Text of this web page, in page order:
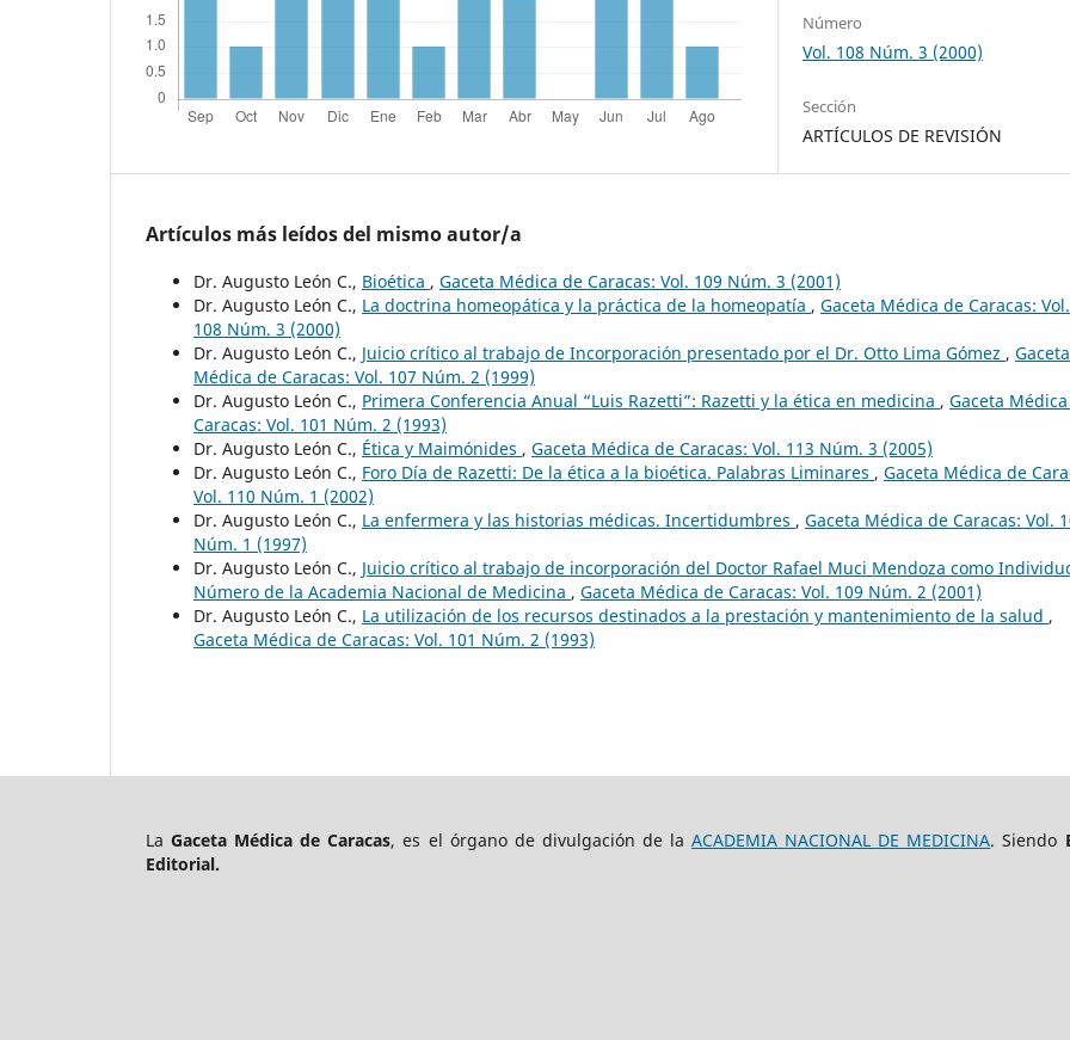
Número
Vol. 108 Núm. 3 (2000)
Sección
ARTÍCULOS DE REVISIÓN
Artículos más leídos del mismo autor/a
Dr. Augusto León C., Bioética , Gaceta Médica de Caracas: Vol. 109 Núm. 3 (2001)
Dr. Augusto León C., La doctrina homeopática y la práctica de la homeopatía , Gaceta Médica de Caracas: Vol.
108 Núm. 3 (2000)
Dr. Augusto León C., Juicio crítico al trabajo de Incorporación presentado por el Dr. Otto Lima Gómez , Gaceta
Médica de Caracas: Vol. 107 Núm. 2 (1999)
Dr. Augusto León C., Primera Conferencia Anual “Luis Razetti”: Razetti y la ética en medicina , Gaceta
Caracas: Vol. 101 Núm. 2 (1993)
Dr. Augusto León C., Ética y Maimónides , Gaceta Médica de Caracas: Vol. 113 Núm. 3 (2005)
Dr. Augusto León C., Foro Día de Razetti: De la ética a la bioética. Palabras Liminares , Gaceta Médica de
Vol. 110 Núm. 1 (2002)
Dr. Augusto León C., La enfermera y las historias médicas. Incertidumbres , Gaceta Médica de Caracas: Vol.
Núm. 1 (1997)
Dr. Augusto León C., Juicio crítico al trabajo de incorporación del Doctor Rafael Muci Mendoza como
Número de la Academia Nacional de Medicina , Gaceta Médica de Caracas: Vol. 109 Núm. 2 (2001)
Dr. Augusto León C., La utilización de los recursos destinados a la prestación y mantenimiento de la salud ,
Gaceta Médica de Caracas: Vol. 101 Núm. 2 (1993)
LaGaceta Médica de Caracas, es el órgano de divulgación de laACADEMIA NACIONAL DE MEDICINA. Siendo
Editorial.